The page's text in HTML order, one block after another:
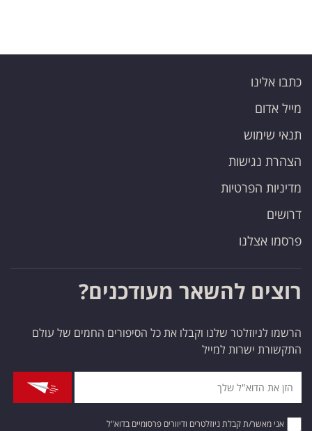
כתבו אלינו
מייל אדום
תנאי שימוש
הצהרת נגישות
מדיניות הפרטיות
דרושים
פרסמו אצלנו
רוצים להשאר מעודכנים?
הרשמו לניוזלטר שלנו וקבלו את כל הסיפורים החמים של עולם
התקשורת ישרות למייל
אני מאשר/ת קבלת ניוזלטרים ודיוורים פרסומיים בדוא"ל